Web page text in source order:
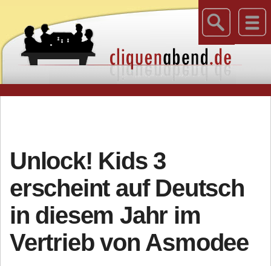
Unlock! Kids 3
erscheint auf Deutsch
in diesem Jahr im
Vertrieb von Asmodee